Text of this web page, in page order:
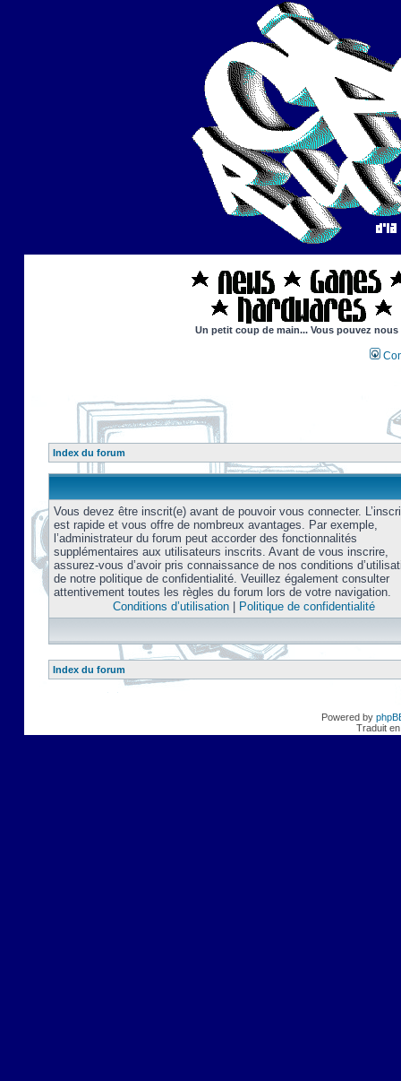
Un petit coup de main... Vous pouvez
Index du forum
Vous devez être inscrit(e) avant de pouvoir vous connecter.
est rapide et vous offre de nombreux avantages. Par exemple,
l’administrateur du forum peut accorder des fonctionnalités
supplémentaires aux utilisateurs inscrits. Avant de vous inscrire,
assurez-vous d’avoir pris connaissance de nos conditions
de notre politique de confidentialité. Veuillez également consulter
attentivement toutes les règles du forum lors de votre navigation.
Conditions d’utilisation| Politique de confidentialité
Index du forum
Powered by
Traduit